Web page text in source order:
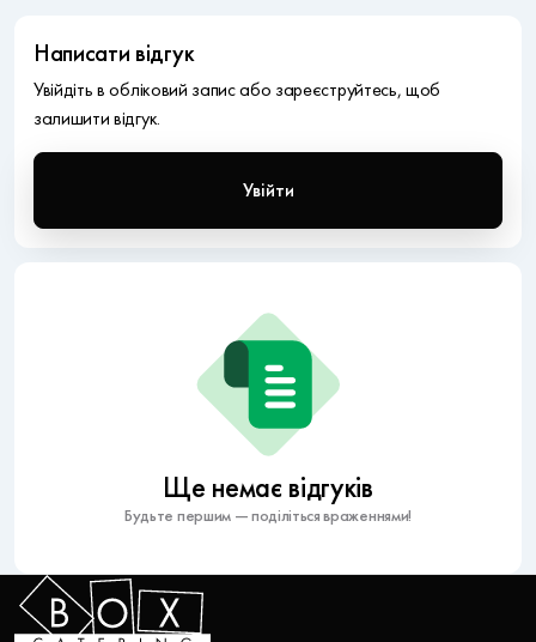
Ще немає відгуків
Будьте першим — поділіться враженнями!
Написати відгук
Увійдіть в обліковий запис або зареєструйтесь, щоб
залишити відгук.
Увійти